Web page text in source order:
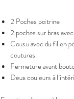
2 Poches poitrine
2 poches sur bras
Cousu avec du fil en
coutures.
Fermeture avant
Deux couleurs à